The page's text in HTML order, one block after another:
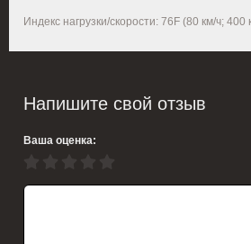
Индекс нагрузки/скорости: 76F (80 км/ч; 400
Напишите свой отзыв
Ваша оценка: